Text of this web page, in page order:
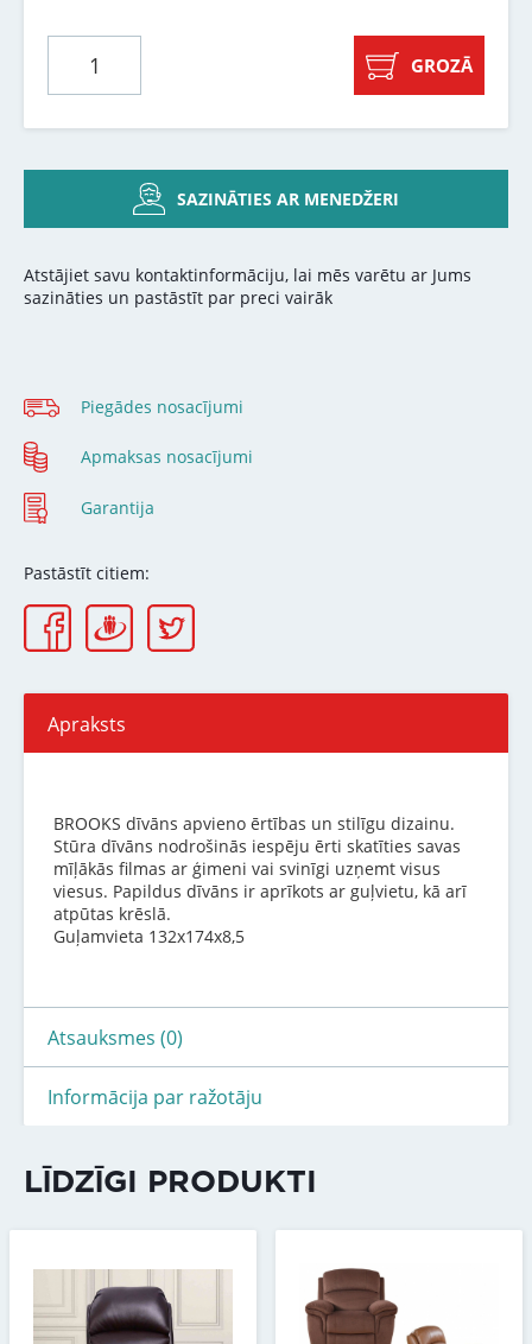
GROZĀ
SAZINĀTIES AR MENEDŽERI
Atstājiet savu kontaktinformāciju, lai mēs varētu ar Jums
sazināties un pastāstīt par preci vairāk
Piegādes nosacījumi
Apmaksas nosacījumi
Garantija
Pastāstīt citiem:
Apraksts
BROOKS dīvāns apvieno ērtības un stilīgu dizainu.
Stūra dīvāns nodrošinās iespēju ērti skatīties savas
mīļākās filmas ar ģimeni vai svinīgi uzņemt visus
viesus. Papildus dīvāns ir aprīkots ar guļvietu, kā arī
atpūtas krēslā.
Guļamvieta 132х174х8,5
Atsauksmes (0)
Informācija par ražotāju
LĪDZĪGI PRODUKTI